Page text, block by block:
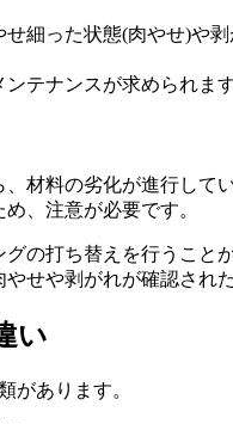
細った状態(肉やせ)や剥
テナンスが求められます
材料の劣化が進行して
、注意が必要です。
の打ち替えを行うこと
せや剥がれが確認され
い
があります。